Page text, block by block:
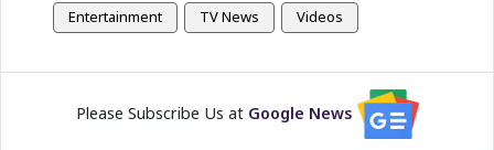
Entertainment TV News Videos
Please Subscribe Us at Google News